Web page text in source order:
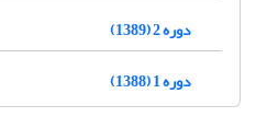
دوره 2 (1389)
دوره 1 (1388)